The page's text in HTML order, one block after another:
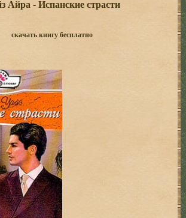
Айра - Испанские страсти
скачать книгу бесплатно